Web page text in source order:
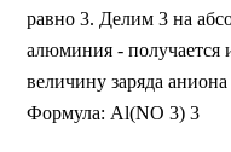
равно 3. Делим 3 на
алюминия -
величину заряда
Формула: Al(NO 3) 3